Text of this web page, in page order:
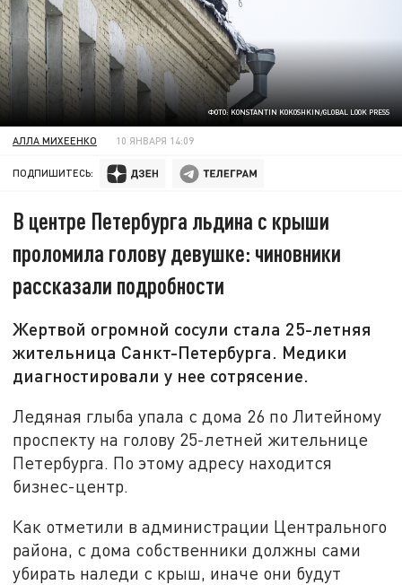
ФОТО: KONSTANTIN KOKOSHKIN/GLOBAL LOOK PRESS
АЛЛА МИХЕЕНКО 10 ЯНВАРЯ 14:09
ПОДПИШИТЕСЬ:
В центре Петербурга льдина с крыши
проломила голову девушке: чиновники
рассказали подробности
Жертвой огромной сосули стала 25-летняя
жительница Санкт-Петербурга. Медики
диагностировали у нее сотрясение.
Ледяная глыба упала с дома 26 по Литейному
проспекту на голову 25-летней жительнице
Петербурга. По этому адресу находится
бизнес-центр.
Как отметили в администрации Центрального
района, с дома собственники должны сами
убирать наледи с крыш, иначе они будут